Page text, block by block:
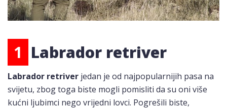
1 Labrador retriver
Labrador retriver jedan je od najpopularnijih pasa na
svijetu, zbog toga biste mogli pomisliti da su oni više
kućni ljubimci nego vrijedni lovci. Pogrešili biste,